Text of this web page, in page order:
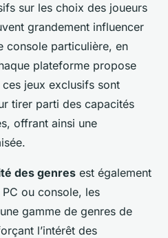
sur les choix des joueurs
grandement influencer
console particulière, en
plateforme propose
jeux exclusifs sont
tirer parti des capacités
offrant ainsi une
des genres est également
ou console, les
gamme de genres de
l’intérêt des